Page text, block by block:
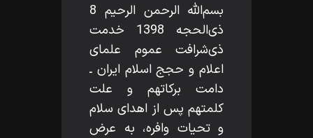
بسم‌اللّه‌ الرحمن الرحيم 8
ذى‌الحجه 1398 خدمت
ذى‌شرافت عموم علماى
اعلام و حجج اسلام ايران ـ
دامت بركاتهم و علت
كلمتهم پس از اهداى سلام
و تحيات وافره، به عرض